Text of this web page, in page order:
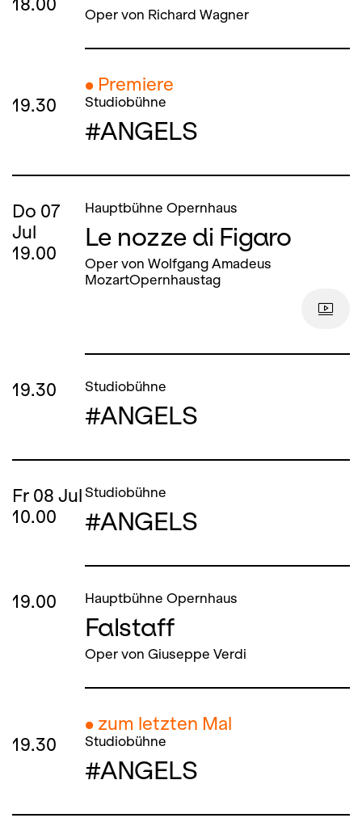
Oper von Richard Wagner
● Premiere
19.30
Studiobühne
#ANGELS
Do 07
Jul
19.00
Hauptbühne Opernhaus
Le nozze di Figaro
Oper von Wolfgang Amadeus
MozartOpernhaustag
19.30 Studiobühne
#ANGELS
Fr 08 Jul
10.00
Studiobühne
#ANGELS
19.00 Hauptbühne Opernhaus
Falstaff
Oper von Giuseppe Verdi
● zum letzten Mal
19.30
Studiobühne
#ANGELS